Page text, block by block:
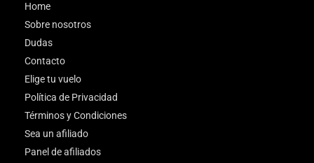
Home
Sobre nosotros
Dudas
Contacto
Elige tu vuelo
Política de Privacidad
Términos y Condiciones
Sea un afiliado
Panel de afiliados